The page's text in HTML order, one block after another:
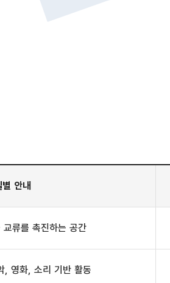
별 안내
교류를 촉진하는 공간
, 영화, 소리 기반 활동